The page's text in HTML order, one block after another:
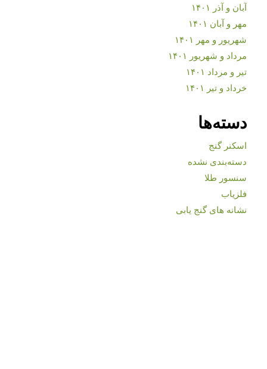
آبان و آذر ۱۴۰۱
مهر و آبان ۱۴۰۱
شهریور و مهر ۱۴۰۱
مرداد و شهریور ۱۴۰۱
تیر و مرداد ۱۴۰۱
خرداد و تیر ۱۴۰۱
دسته‌ها
اسکنر گنج
دسته‌بندی نشده
سنسور طلا
فلزیاب
نشانه های گنج یابی